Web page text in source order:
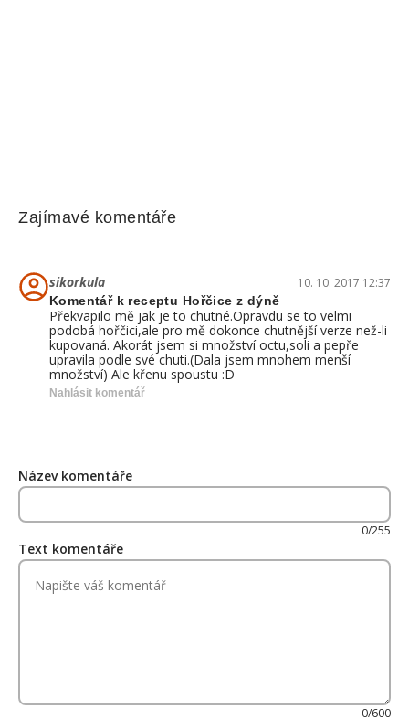
Zajímavé komentáře
sikorkula 10. 10. 2017 12:37
Komentář k receptu Hořčice z dýně
Překvapilo mě jak je to chutné.Opravdu se to velmi
podobá hořčici,ale pro mě dokonce chutnější verze než-li
kupovaná. Akorát jsem si množství octu,soli a pepře
upravila podle své chuti.(Dala jsem mnohem menší
množství) Ale křenu spoustu :D
Nahlásit komentář
Název komentáře
0/255
Text komentáře
0/600